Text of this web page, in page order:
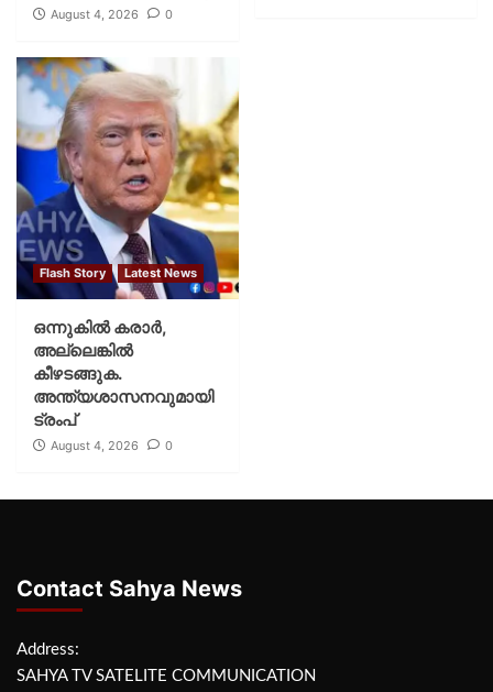
August 4, 2026 0
Flash Story Latest News
ഒന്നുകില്‍ കരാര്‍,
അല്ലെങ്കില്‍
കീഴടങ്ങുക.
അന്ത്യശാസനവുമായി
ട്രംപ്
August 4, 2026 0
Contact Sahya News
Address:
SAHYA TV SATELITE COMMUNICATION